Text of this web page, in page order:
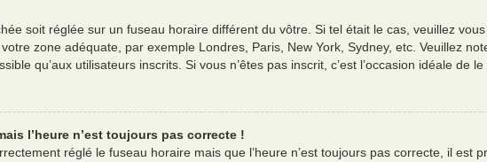
soit réglée sur un fuseau horaire différent du vôtre. Si tel était le cas, veuillez
zone adéquate, par exemple Londres, Paris, New York, Sydney, etc. Veuillez
qu’aux utilisateurs inscrits. Si vous n’êtes pas inscrit, c’est l’occasion idéale de le
l’heure n’est toujours pas correcte !
réglé le fuseau horaire mais que l’heure n’est toujours pas correcte, il est